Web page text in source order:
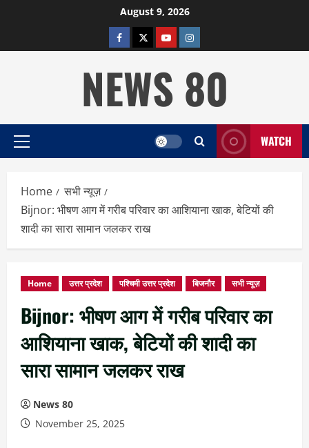
August 9, 2026
facebooktwitterYOUTUBE
instagram
NEWS 80
Primary
WATCH
Home
सभी न्यूज़
Bijnor: भीषण आग में गरीब परिवार का आशियाना खाक, बेटियों की
शादी का सारा सामान जलकर राख
Home उत्तर प्रदेश पश्चिमी उत्तर प्रदेश बिजनौर सभी न्यूज़
Bijnor: भीषण आग में गरीब परिवार का
आशियाना खाक, बेटियों की शादी का
सारा सामान जलकर राख
News 80
November 25, 2025